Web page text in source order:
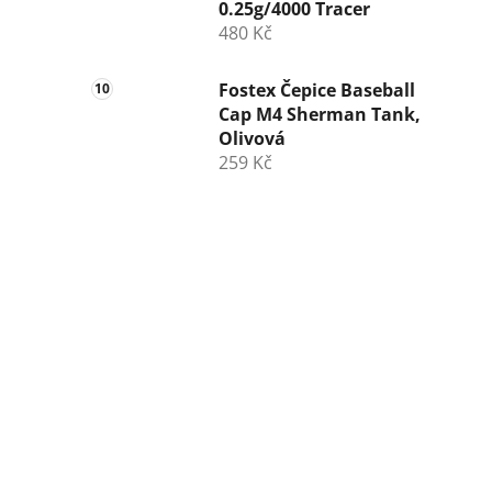
0.25g/4000 Tracer
480 Kč
Fostex Čepice Baseball
Cap M4 Sherman Tank,
Olivová
259 Kč